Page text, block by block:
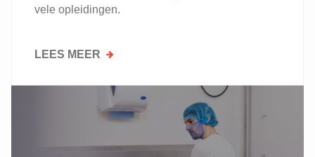
vele opleidingen.
LEES MEER OVER
VOOR
DE
PAASPERIODE?